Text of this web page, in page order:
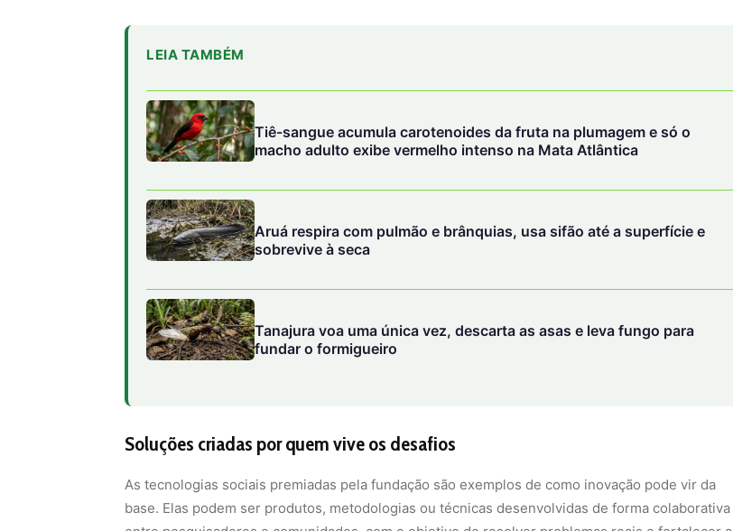
LEIA TAMBÉM
Tiê-sangue acumula carotenoides da fruta na plumagem e só o
macho adulto exibe vermelho intenso na Mata Atlântica
Aruá respira com pulmão e brânquias, usa sifão até a superfície e
sobrevive à seca
Tanajura voa uma única vez, descarta as asas e leva fungo para
fundar o formigueiro
Soluções criadas por quem vive os desafios
As tecnologias sociais premiadas pela fundação são exemplos de como inovação pode vir da
base. Elas podem ser produtos, metodologias ou técnicas desenvolvidas de forma colaborativa